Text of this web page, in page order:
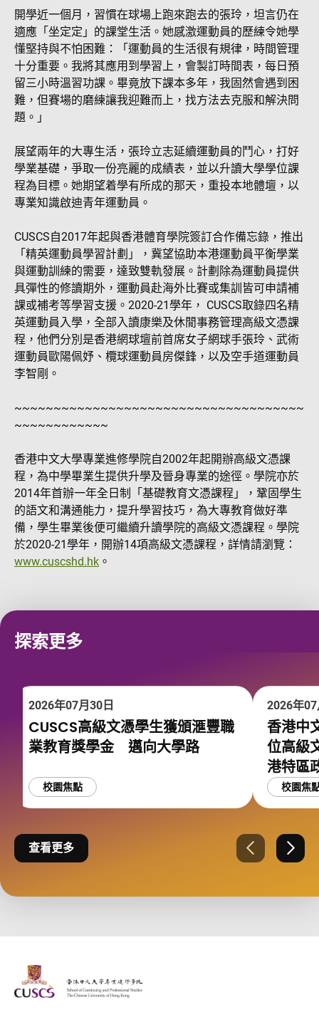
開學近一個月，習慣在球場上跑來跑去的張玲，坦言仍在
適應「坐定定」的課堂生活。她感激運動員的歷練令她學
懂堅持與不怕困難：「運動員的生活很有規律，時間管理
十分重要。我將其應用到學習上，會製訂時間表，每日預
留三小時溫習功課。畢竟放下課本多年，我固然會遇到困
難，但賽場的磨練讓我迎難而上，找方法去克服和解決問
題。」
展望兩年的大專生活，張玲立志延續運動員的鬥心，打好
學業基礎，爭取一份亮麗的成績表，並以升讀大學學位課
程為目標。她期望着學有所成的那天，重投本地體壇，以
專業知識啟迪青年運動員。
CUSCS自2017年起與香港體育學院簽訂合作備忘錄，推出
「精英運動員學習計劃」，冀望協助本港運動員平衡學業
與運動訓練的需要，達致雙軌發展。計劃除為運動員提供
具彈性的修讀期外，運動員赴海外比賽或集訓皆可申請補
課或補考等學習支援。2020-21學年， CUSCS取錄四名精
英運動員入學，全部入讀康樂及休閒事務管理高級文憑課
程，他們分別是香港網球壇前首席女子網球手張玲、武術
運動員歐陽佩妤、欖球運動員房傑鋒，以及空手道運動員
李智剛。
~~~~~~~~~~~~~~~~~~~~~~~~~~~~~~~~~~~~~
~~~~~~~~~~~~
香港中文大學專業進修學院自2002年起開辦高級文憑課
程，為中學畢業生提供升學及晉身專業的途徑。學院亦於
2014年首辦一年全日制「基礎教育文憑課程」，鞏固學生
的語文和溝通能力，提升學習技巧，為大專教育做好準
備，學生畢業後便可繼續升讀學院的高級文憑課程。學院
於2020-21學年，開辦14項高級文憑課程，詳情請瀏覽：
www.cuscshd.hk 。
探索更多
2026年07月30日
CUSCS高級文憑學生獲頒滙豐職
業教育獎學金 邁向大學路
校園焦點
2026年
香港中
位高級
港特區
校園焦
查看更多
上一張 下一
The Chinese Univeristy of hong Kong